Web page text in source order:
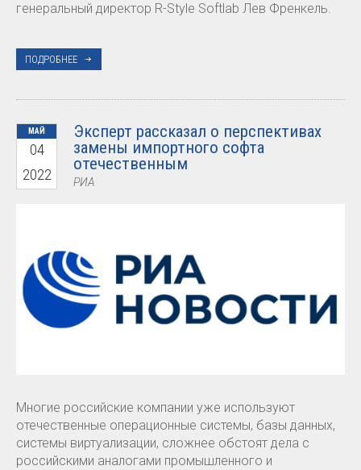
генеральный директор R-Style Softlab Лев Френкель.
ПОДРОБНЕЕ
МАЙ
04
2022
Эксперт рассказал о перспективах
замены импортного софта
отечественным
РИА
Многие российские компании уже используют
отечественные операционные системы, базы данных,
системы виртуализации, сложнее обстоят дела с
российскими аналогами промышленного и